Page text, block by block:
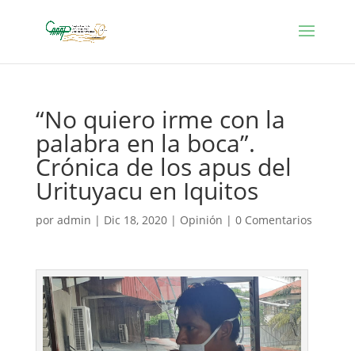
“No quiero irme con la
palabra en la boca”.
Crónica de los apus del
Urituyacu en Iquitos
por admin | Dic 18, 2020| Opinión | 0 Comentarios